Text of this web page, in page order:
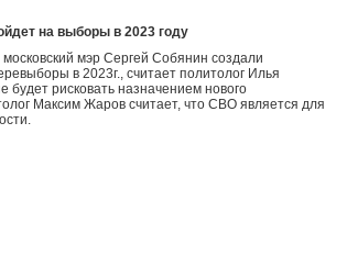
на выборы в 2023 году
мэр Сергей Собянин создали
в 2023г., считает политолог Илья
рисковать назначением нового
Максим Жаров считает, что СВО является для